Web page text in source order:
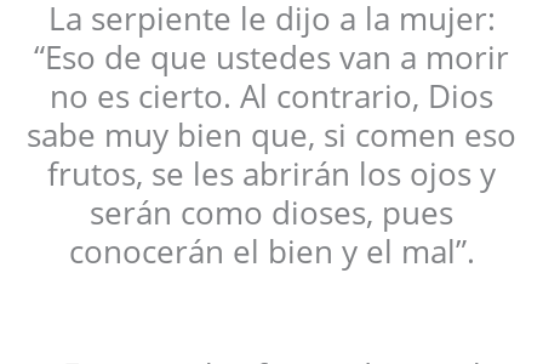
La serpiente le dijo a la mujer:
“Eso de que ustedes van a morir
no es cierto. Al contrario, Dios
sabe muy bien que, si comen eso
frutos, se les abrirán los ojos y
serán como dioses, pues
conocerán el bien y el mal”.